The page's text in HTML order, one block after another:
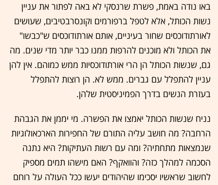
באו נודה באמת, פשרת שרנסקי לא באה לפתור את עניין
נשות הכותל, אלא לטפל ברפורמים וקונסרבטיבים, שעושים
לאורתודוכסים שחור בעיניים, אותם אורתודוכסים ש"כבשו"
את הכותל ולא מוכנים להרפות ממנו כבר יותר מדי שנים. מה
גם, שנשות הכותל הן הרי אורתודוכסיות ממש כמוהם. אין להן
עניין להתפלל עם גברים. ממש לא. הן רוצות להתפלל
בעזרת הנשים בדרך הפמיניסטית שלהן.
נניח שנשות הכותל יאמצו את הפשרה. מי יממן את הגבהת
הרחבה? מה חושב עליה התורם של החפירות הארכאולוגיות
שנמצאות מתחתיה? ומה עם רשות העתיקות? היא נתנה
הסכמה למהלך כזה? והוואקף? האם מישהו תמים מספיק
לחשוב שראשיו יסכימו שהיהודים יעשו ככל העולה על רוחם